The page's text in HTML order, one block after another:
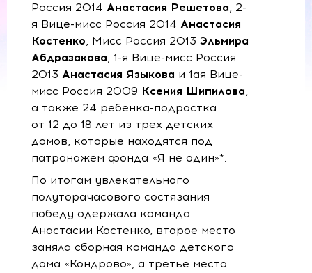
Россия 2014 Анастасия Решетова, 2-
я Вице-мисс Россия 2014 Анастасия
Костенко, Мисс Россия 2013 Эльмира
Абдразакова, 1-я Вице-мисс Россия
2013 Анастасия Языкова и 1ая Вице-
мисс Россия 2009 Ксения Шипилова,
а также 24 ребенка-подростка
от 12 до 18 лет из трех детских
домов, которые находятся под
патронажем фонда «Я не один»*.
По итогам увлекательного
полуторачасового состязания
победу одержала команда
Анастасии Костенко, второе место
заняла сборная команда детского
дома «Кондрово», а третье место